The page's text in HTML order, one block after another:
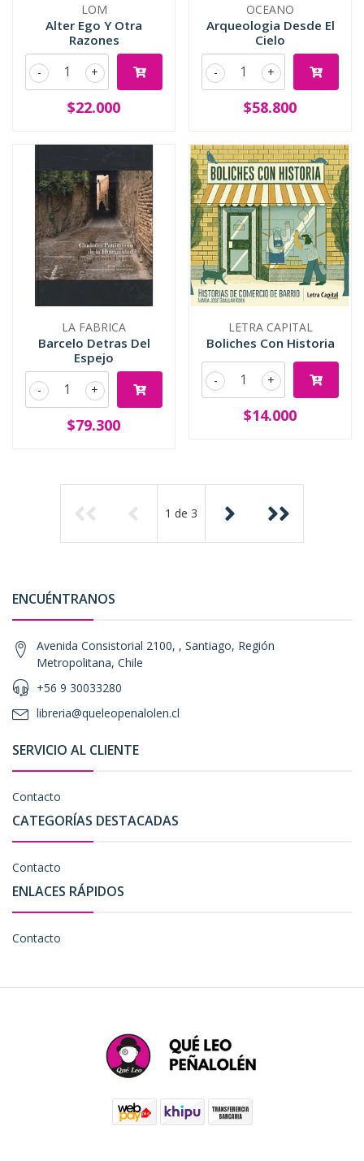
LOM
Alter Ego Y Otra
Razones
+
-
$22.000
OCEANO
Arqueologia Desde El
Cielo
+
-
$58.800
LA FABRICA
Barcelo Detras Del
Espejo
+
-
$79.300
LETRA CAPITAL
Boliches Con Historia
+
-
$14.000
1 de 3
ENCUÉNTRANOS
Avenida Consistorial 2100, , Santiago, Región
Metropolitana, Chile
+56 9 30033280
libreria@queleopenalolen.cl
SERVICIO AL CLIENTE
Contacto
CATEGORÍAS DESTACADAS
Contacto
ENLACES RÁPIDOS
Contacto